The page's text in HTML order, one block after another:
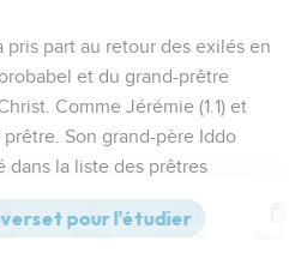
pris part au retour des exilés en
et du grand-prêtre
Comme Jérémie (1.1) et
prêtre. Son grand-père Iddo
dans la liste des prêtres
Yoyaqim succédera à
succédera à Iddo
Commentaires Strong